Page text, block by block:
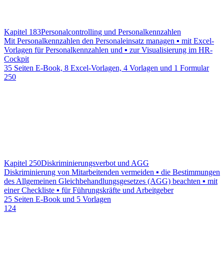
Kapitel 183Personalcontrolling und Personalkennzahlen
Mit Personalkennzahlen den Personaleinsatz managen ▪ mit Excel-
Vorlagen für Personalkennzahlen und ▪ zur Visualisierung im HR-
Cockpit
35 Seiten E-Book, 8 Excel-Vorlagen, 4 Vorlagen und 1 Formular
250
Kapitel 250Diskriminierungsverbot und AGG
Diskriminierung von Mitarbeitenden vermeiden ▪ die Bestimmungen
des Allgemeinen Gleichbehandlungsgesetzes (AGG) beachten ▪ mit
einer Checkliste ▪ für Führungskräfte und Arbeitgeber
25 Seiten E-Book und 5 Vorlagen
124